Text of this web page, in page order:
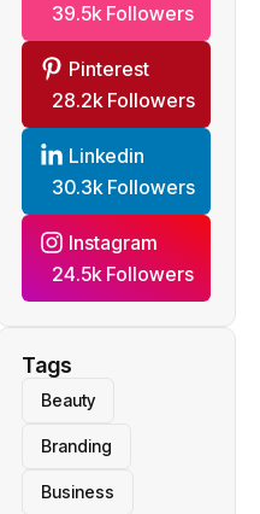
39.5k Followers
Pinterest
28.2k Followers
Linkedin
30.3k Followers
Instagram
24.5k Followers
Tags
Beauty
Branding
Business